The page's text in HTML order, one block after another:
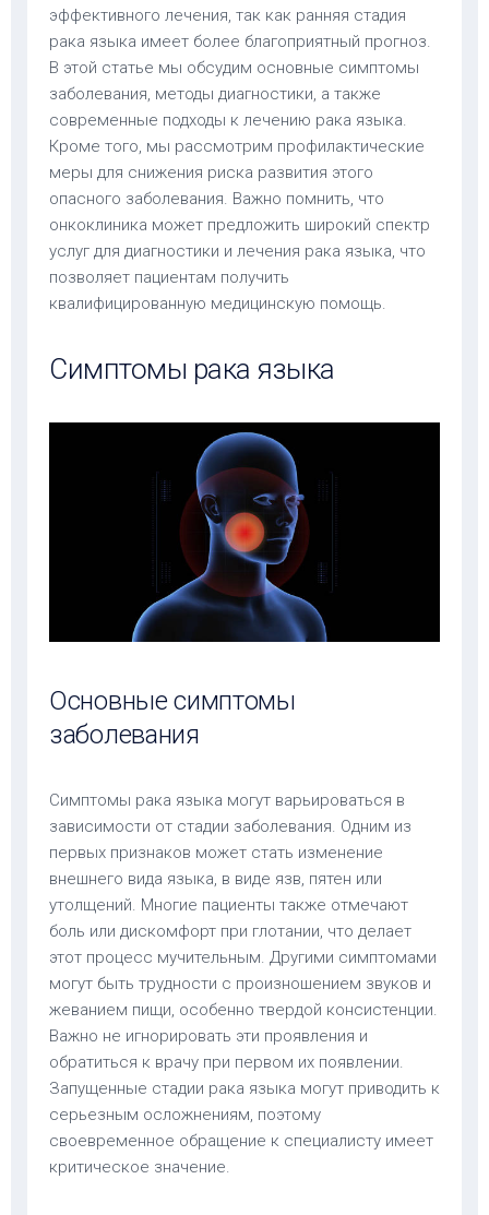
эффективного лечения, так как ранняя стадия
рака языка имеет более благоприятный прогноз.
В этой статье мы обсудим основные симптомы
заболевания, методы диагностики, а также
современные подходы к лечению рака языка.
Кроме того, мы рассмотрим профилактические
меры для снижения риска развития этого
опасного заболевания. Важно помнить, что
онкоклиника может предложить широкий спектр
услуг для диагностики и лечения рака языка, что
позволяет пациентам получить
квалифицированную медицинскую помощь.
Симптомы рака языка
Основные симптомы
заболевания
Симптомы рака языка могут варьироваться в
зависимости от стадии заболевания. Одним из
первых признаков может стать изменение
внешнего вида языка, в виде язв, пятен или
утолщений. Многие пациенты также отмечают
боль или дискомфорт при глотании, что делает
этот процесс мучительным. Другими симптомами
могут быть трудности с произношением звуков и
жеванием пищи, особенно твердой консистенции.
Важно не игнорировать эти проявления и
обратиться к врачу при первом их появлении.
Запущенные стадии рака языка могут приводить к
серьезным осложнениям, поэтому
своевременное обращение к специалисту имеет
критическое значение.